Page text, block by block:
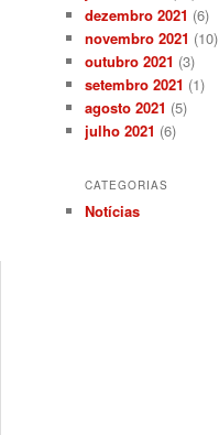
dezembro 2021 (6)
novembro 2021 (10)
outubro 2021 (3)
setembro 2021 (1)
agosto 2021 (5)
julho 2021 (6)
CATEGORIAS
Notícias